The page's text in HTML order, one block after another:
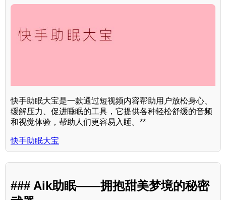
快手助眠大宝是一款通过短视频内容帮助用户放松身心、
缓解压力、促进睡眠的工具，它提供各种轻松舒缓的音频
和视觉体验，帮助人们更容易入睡。**
快手助眠大宝
### Aik助眠——拥抱甜美梦境的秘密